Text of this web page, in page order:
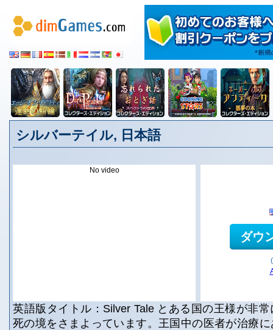
シルバーテイル, 日本語
No video
ダウ
英語版タイトル：Silver Tale とある国の王様が非
死の境をさまよっています。王国中の医者が治療